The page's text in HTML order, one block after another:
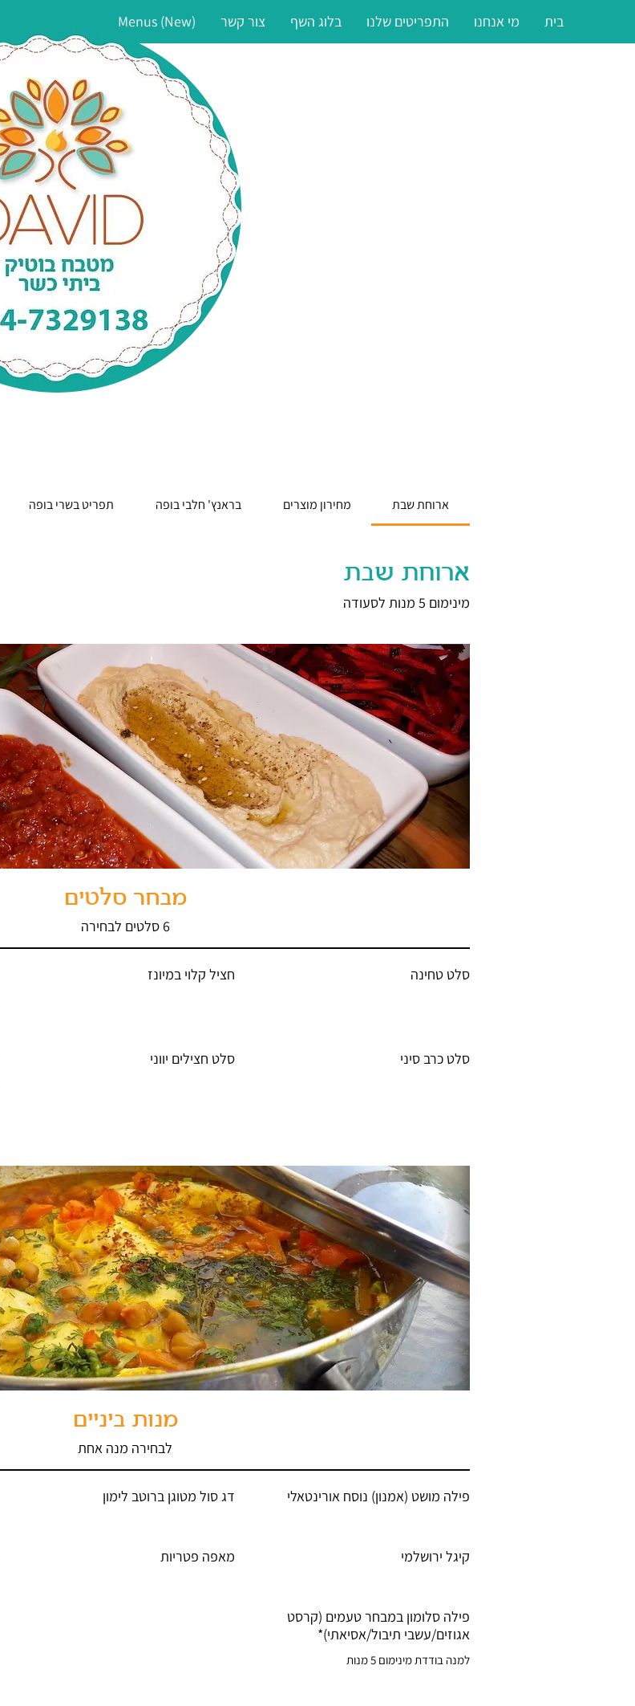
בית מי אנחנו התפריטים שלנו בלוג השף צור קשר Menus (New)
ארוחת שבת מחירון מוצרים בראנץ' חלבי בופה תפריט בשרי בופה
ארוחת שבת
מינימום 5 מנות לסעודה
מבחר סלטים
6 סלטים לבחירה
סלט טחינה חציל קלוי במיונז
סלט כרב סיני סלט חצילים יווני
מנות ביניים
לבחירה מנה אחת
פילה מושט (אמנון) נוסח אורינטאלי דג סול מטוגן ברוטב לימון
קיגל ירושלמי מאפה פטריות
פילה סלומון במבחר טעמים (קרסט
אגוזים/עשבי תיבול/אסיאתי)*
למנה בודדת מינימום 5 מנות